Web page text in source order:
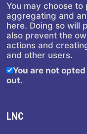
You may choose
aggregating and
here. Doing so will
also prevent the
actions and
and other users.
You are not
out.
LNC